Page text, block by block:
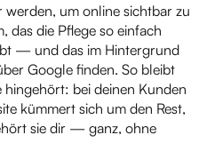
um online sichtbar zu
das die Pflege so einfach
— und das im Hintergrund
Google finden. So bleibt
bei deinen Kunden
kümmert sich um den Rest,
sie dir — ganz, ohne